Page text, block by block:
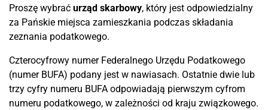
Proszę wybrać urząd skarbowy, który jest odpowiedzialny
za Pańskie miejsca zamieszkania podczas składania
zeznania podatkowego.
Czterocyfrowy numer Federalnego Urzędu Podatkowego
(numer BUFA) podany jest w nawiasach. Ostatnie dwie lub
trzy cyfry numeru BUFA odpowiadają pierwszym cyfrom
numeru podatkowego, w zależności od kraju związkowego.